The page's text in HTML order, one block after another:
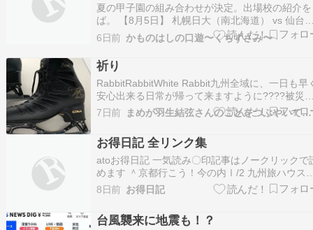
夏の甲子園の組み合わせが決定。出場校の紹介を
ば。 【8月5日】 札幌日大（南北海道） vs 仙台
英（宮城）甲子園優勝経験を持つ古豪仙台育英も
開幕試合は31年ぶり。2度目の聖地の札幌日大は
こに付け入りたい。 【8月6日】 東筑（福岡）vs
神村学園（鹿児島）まさかの九州ダービ…
6日前 かものはしの口遊〜くちずさみ〜
祈り
RabbitRabbitWhite Rabbit九州全域に、一日も早
安心出来る日常が帰って来ますように????被災
で不自由な生活を強いられている方々のもとに、
十分な支援が届きますように????これ以上被害
の魂が安らかでありま…
7日前 まめが羽生結弦さんのことをつぶやいてみる
お得日記 全リンク集
atoお得日記 一気読み〇印記事はノークリックで
めます ＾京都行こう！今の内Ⅰ/2 九州旅ハウス
ンボス1/3 山梨へ 1/2 GoTo函舘全集1/3 ato３ド
イブ1/3 トレインビューの旅 集 サフィール乗り
8日前 お得日記
台風襲来に地震も！？